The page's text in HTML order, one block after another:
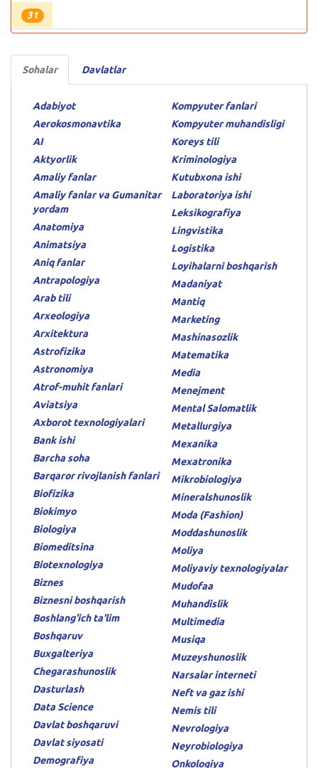
31
Sohalar Davlatlar
Adabiyot
Aerokosmonavtika
AI
Aktyorlik
Amaliy fanlar
Amaliy fanlar va Gumanitar
yordam
Anatomiya
Animatsiya
Aniq fanlar
Antrapologiya
Arab tili
Arxeologiya
Arxitektura
Astrofizika
Astronomiya
Atrof-muhit fanlari
Aviatsiya
Axborot texnologiyalari
Bank ishi
Barcha soha
Barqaror rivojlanish fanlari
Biofizika
Biokimyo
Biologiya
Biomeditsina
Biotexnologiya
Biznes
Biznesni boshqarish
Boshlang'ich ta'lim
Boshqaruv
Buxgalteriya
Chegarashunoslik
Dasturlash
Data Science
Davlat boshqaruvi
Davlat siyosati
Demografiya
Kompyuter fanlari
Kompyuter muhandisligi
Koreys tili
Kriminologiya
Kutubxona ishi
Laboratoriya ishi
Leksikografiya
Lingvistika
Logistika
Loyihalarni boshqarish
Madaniyat
Mantiq
Marketing
Mashinasozlik
Matematika
Media
Menejment
Mental Salomatlik
Metallurgiya
Mexanika
Mexatronika
Mikrobiologiya
Mineralshunoslik
Moda (Fashion)
Moddashunoslik
Moliya
Moliyaviy texnologiyalar
Mudofaa
Muhandislik
Multimedia
Musiqa
Muzeyshunoslik
Narsalar interneti
Neft va gaz ishi
Nemis tili
Nevrologiya
Neyrobiologiya
Onkologiya